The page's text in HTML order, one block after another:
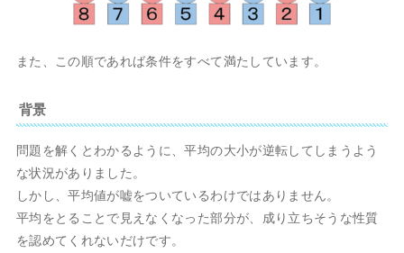
また、この順であれば条件をすべて満たしています。
背景
問題を解くとわかるように、平均の大小が逆転してしまうよう
な状況がありました。
しかし、平均値が嘘をついているわけではありません。
平均をとることで見えなくなった部分が、成り立ちそうな性質
を認めてくれないだけです。